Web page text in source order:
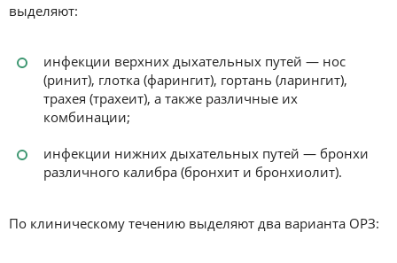
выделяют:
инфекции верхних дыхательных путей — нос
(ринит), глотка (фарингит), гортань (ларингит),
трахея (трахеит), а также различные их
комбинации;
инфекции нижних дыхательных путей — бронхи
различного калибра (бронхит и бронхиолит).
По клиническому течению выделяют два варианта ОРЗ: